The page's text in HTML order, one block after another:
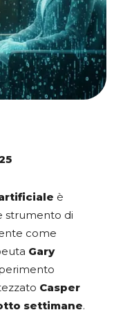
è
strumento di
come
Gary
Casper
settimane.